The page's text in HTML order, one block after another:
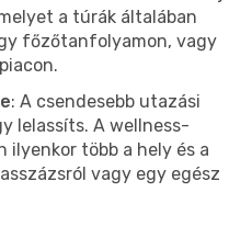
a túrák általában
főzőtanfolyamon, vagy
: A csendesebb utazási
lelassíts. A wellness-
ilyenkor több a hely és a
vagy egy egész